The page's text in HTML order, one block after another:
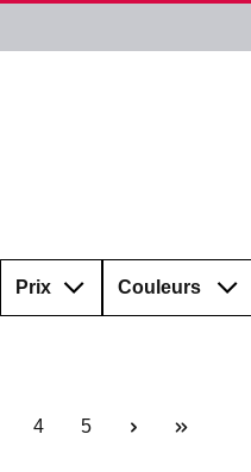
Prix Couleurs
Page
4 Page
5